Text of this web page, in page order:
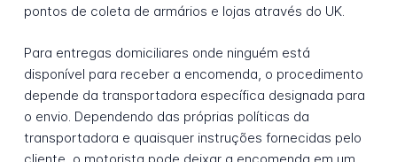
pontos de coleta de armários e lojas através do UK.
Para entregas domiciliares onde ninguém está
disponível para receber a encomenda, o procedimento
depende da transportadora específica designada para
o envio. Dependendo das próprias políticas da
transportadora e quaisquer instruções fornecidas pelo